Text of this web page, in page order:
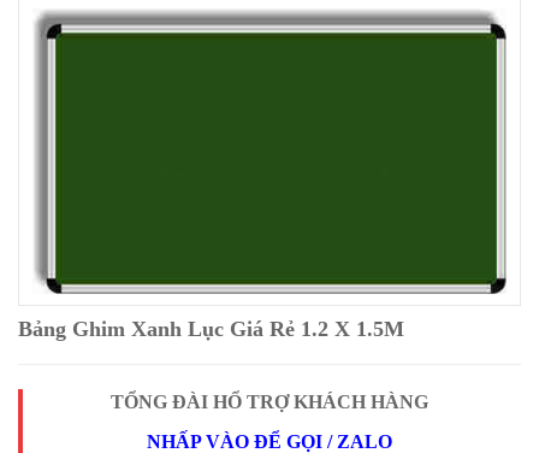
Bảng Ghim Xanh Lục Giá Rẻ 1.2 X 1.5M
TỔNG ĐÀI HỔ TRỢ KHÁCH HÀNG
NHẤP VÀO ĐỂ GỌI / ZALO